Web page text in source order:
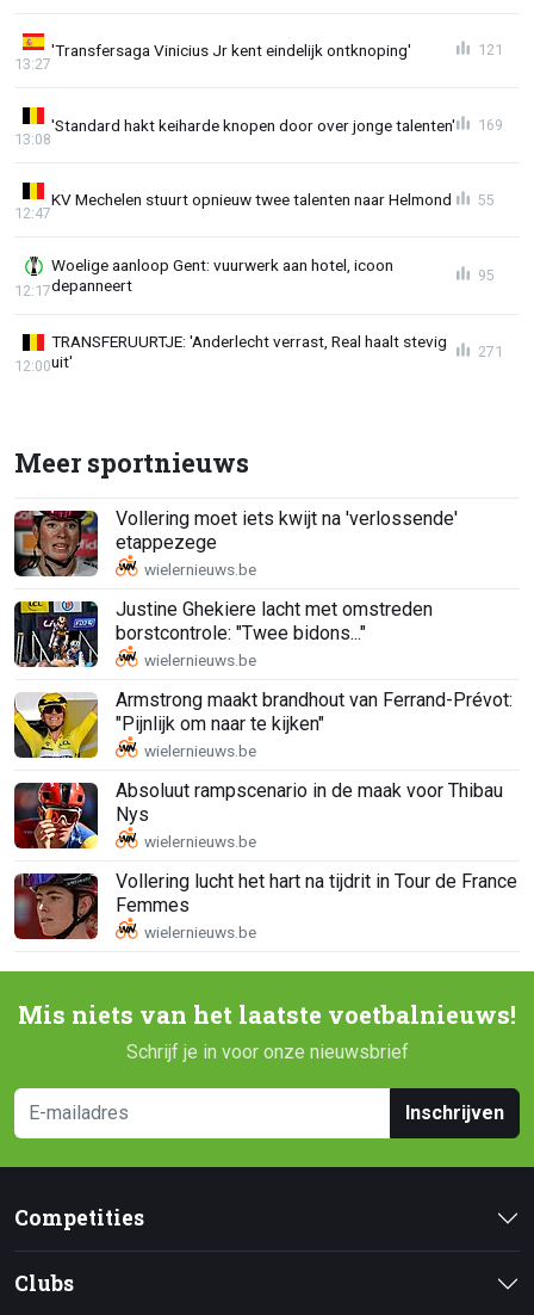
'Transfersaga Vinicius Jr kent eindelijk ontknoping'
13:27
121
'Standard hakt keiharde knopen door over jonge talenten'
13:08
169
KV Mechelen stuurt opnieuw twee talenten naar Helmond
12:47
55
Woelige aanloop Gent: vuurwerk aan hotel, icoon
depanneert
12:17
95
TRANSFERUURTJE: 'Anderlecht verrast, Real haalt stevig
uit'
12:00
271
Meer sportnieuws
Vollering moet iets kwijt na 'verlossende'
etappezege
Justine Ghekiere lacht met omstreden
borstcontrole: "Twee bidons..."
Armstrong maakt brandhout van Ferrand-Prévot:
"Pijnlijk om naar te kijken"
Absoluut rampscenario in de maak voor Thibau
Nys
Vollering lucht het hart na tijdrit in Tour de France
Femmes
Mis niets van het laatste voetbalnieuws!
Schrijf je in voor onze nieuwsbrief
Inschrijven
Competities
Clubs